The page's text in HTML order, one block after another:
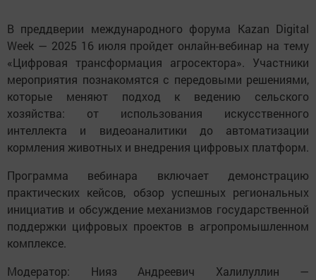
В преддверии международного форума Kazan Digital
Week — 2025 16 июля пройдет онлайн-вебинар на тему
«Цифровая трансформация агросектора». Участники
мероприятия познакомятся с передовыми решениями,
которые меняют подход к ведению сельского
хозяйства: от использования искусственного
интеллекта и видеоаналитики до автоматизации
кормления животных и внедрения цифровых платформ.
Программа вебинара включает демонстрацию
практических кейсов, обзор успешных региональных
инициатив и обсуждение механизмов государственной
поддержки цифровых проектов в агропромышленном
комплексе.
Модератор: Нияз Андреевич Халилуллин —